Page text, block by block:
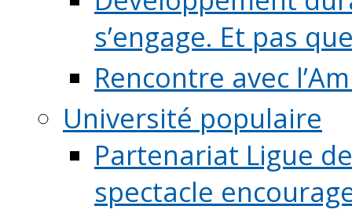
s’engage. Et pas
Rencontre avec
Université populaire
Partenariat Ligue
spectacle